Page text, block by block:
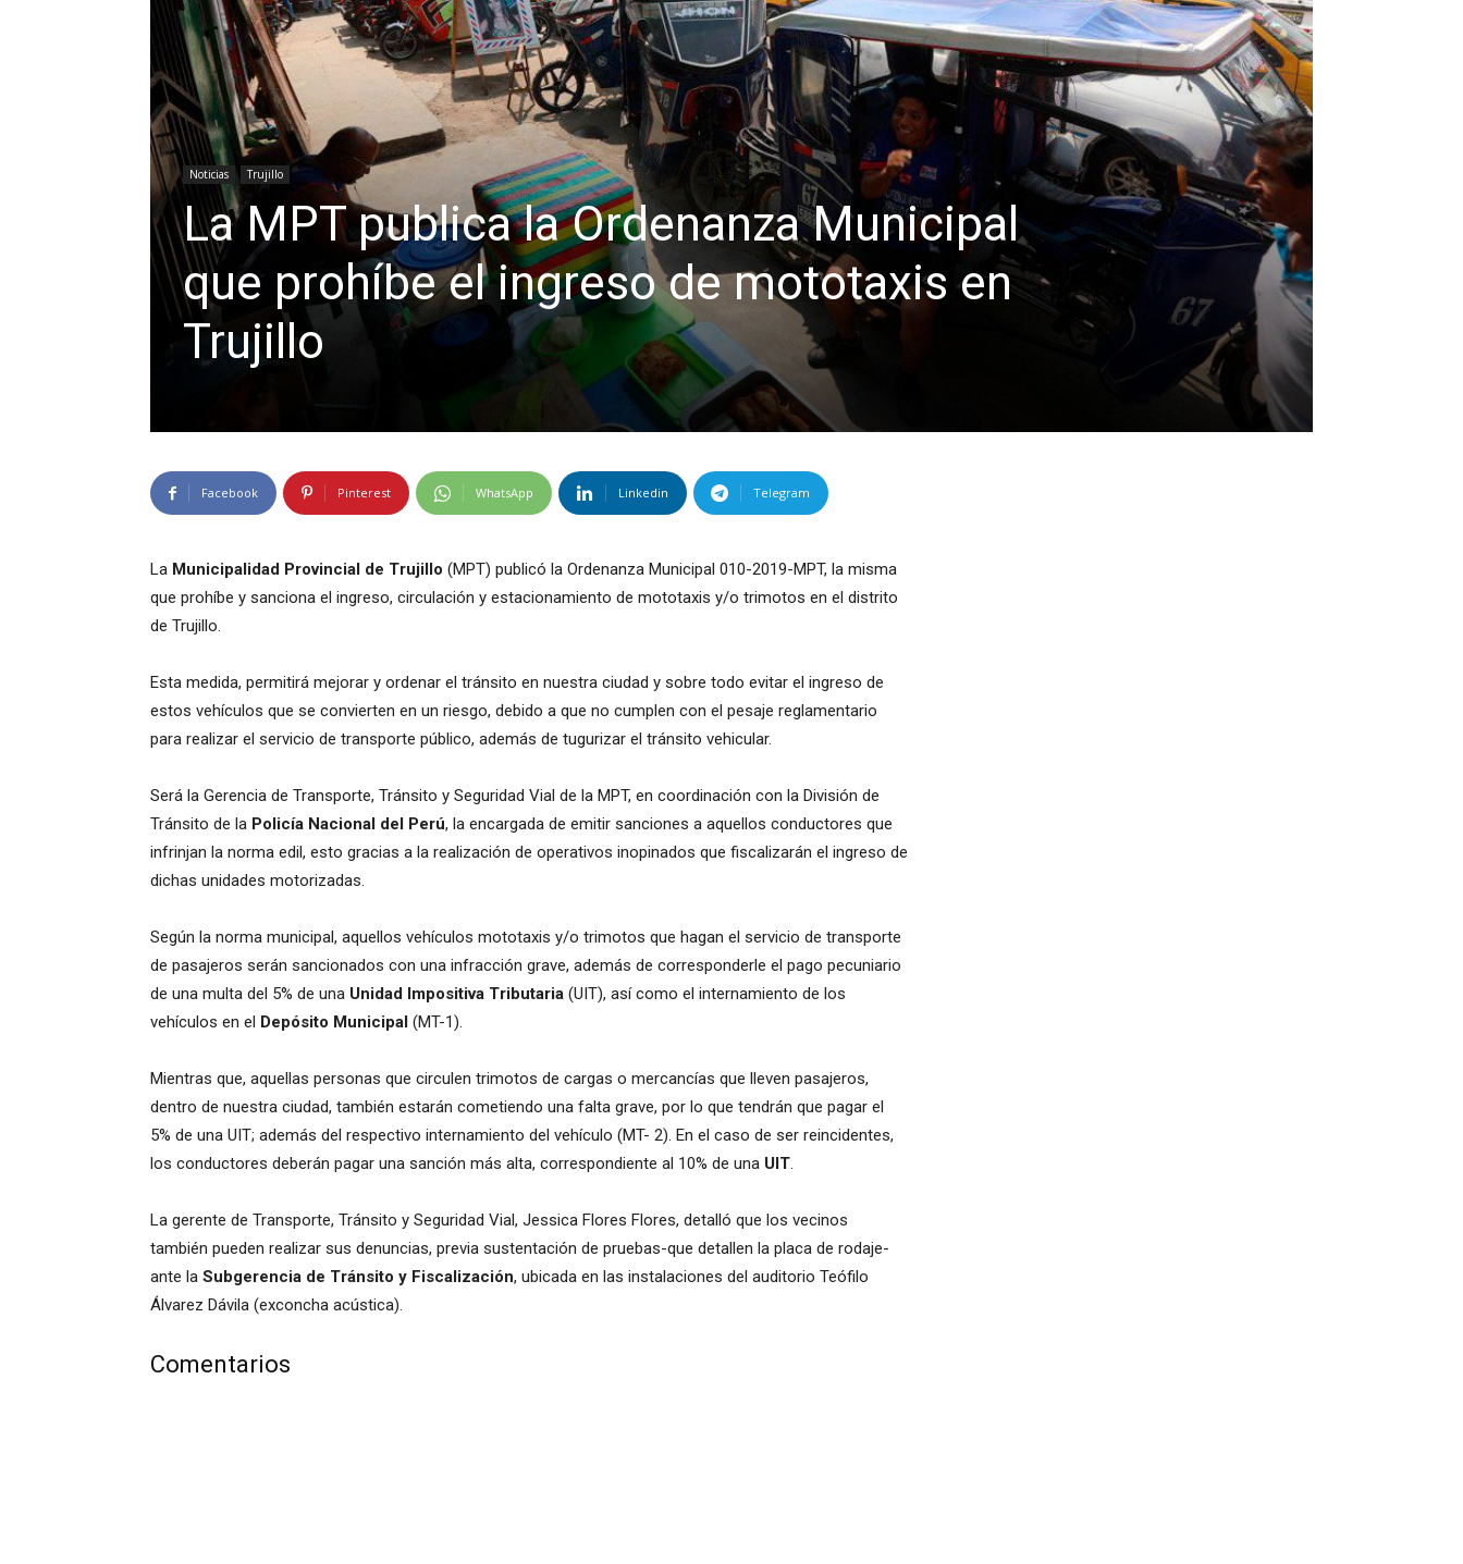
Noticias Trujillo
La MPT publica la Ordenanza Municipal
que prohíbe el ingreso de mototaxis en
Trujillo
Facebook Pinterest WhatsApp Linkedin Telegram
La Municipalidad Provincial de Trujillo (MPT) publicó la Ordenanza Municipal 010-2019-MPT, la misma
que prohíbe y sanciona el ingreso, circulación y estacionamiento de mototaxis y/o trimotos en el distrito
de Trujillo.
Esta medida, permitirá mejorar y ordenar el tránsito en nuestra ciudad y sobre todo evitar el ingreso de
estos vehículos que se convierten en un riesgo, debido a que no cumplen con el pesaje reglamentario
para realizar el servicio de transporte público, además de tugurizar el tránsito vehicular.
Será la Gerencia de Transporte, Tránsito y Seguridad Vial de la MPT, en coordinación con la División de
Tránsito de la Policía Nacional del Perú, la encargada de emitir sanciones a aquellos conductores que
infrinjan la norma edil, esto gracias a la realización de operativos inopinados que fiscalizarán el ingreso de
dichas unidades motorizadas.
Según la norma municipal, aquellos vehículos mototaxis y/o trimotos que hagan el servicio de transporte
de pasajeros serán sancionados con una infracción grave, además de corresponderle el pago pecuniario
de una multa del 5% de una Unidad Impositiva Tributaria (UIT), así como el internamiento de los
vehículos en el Depósito Municipal (MT-1).
Mientras que, aquellas personas que circulen trimotos de cargas o mercancías que lleven pasajeros,
dentro de nuestra ciudad, también estarán cometiendo una falta grave, por lo que tendrán que pagar el
5% de una UIT; además del respectivo internamiento del vehículo (MT- 2). En el caso de ser reincidentes,
los conductores deberán pagar una sanción más alta, correspondiente al 10% de una UIT.
La gerente de Transporte, Tránsito y Seguridad Vial, Jessica Flores Flores, detalló que los vecinos
también pueden realizar sus denuncias, previa sustentación de pruebas-que detallen la placa de rodaje-
ante la Subgerencia de Tránsito y Fiscalización, ubicada en las instalaciones del auditorio Teófilo
Álvarez Dávila (exconcha acústica).
Comentarios